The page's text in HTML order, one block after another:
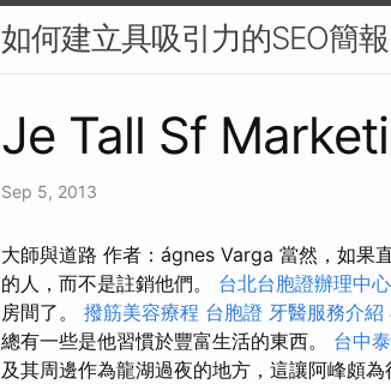
如何建立具吸引力的SEO簡
Je Tall Sf
Sep 5, 2013
大師與道路 作者：ágnes Varga 當然，如果
的人，而不是註銷他們。 台北台胞證辦理中心
房間了。 撥筋美容療程 台胞證 牙醫服務介紹
總有一些是他習慣於豐富生活的東西。 台中
及其周邊作為龍湖過夜的地方，這讓阿峰頗為